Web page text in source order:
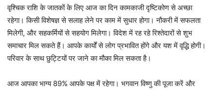
वृश्चिक राशि के जातकों के लिए आज का दिन कामकाजी दृष्टिकोण से अच्छा
रहेगा। किसी विशेषज्ञ से सलाह लेने पर काम में सुधार होगा। नौकरी में सफलता
मिलेगी, और सहकर्मियों से सहयोग मिलेगा। विदेश में रह रहे रिश्तेदारों से शुभ
समाचार मिल सकते हैं। आपके कार्यों से लोग प्रभावित होंगे और यश में वृद्धि होगी।
परिवार के साथ छुट्टियों पर जाने का मौका मिल सकता है।
आज आपका भाग्य 89% आपके पक्ष में रहेगा। भगवान विष्णु की पूजा करें और